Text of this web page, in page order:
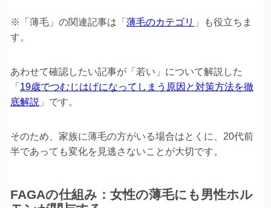
※「薄毛」の関連記事は「 薄毛のカテゴリ 」も役立ちま
す。
あわせて確認したい記事が「若い」について解説した
「 19歳でつむじはげになってしまう原因と対策方法を徹
底解説 」です。
そのため、家族に薄毛の方がいる場合はとくに、20代前
半であっても変化を見逃さないことが大切です。
FAGAの仕組み：女性の薄毛にも男性ホル